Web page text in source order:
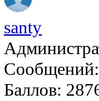
santy
Сообщений:
Баллов: